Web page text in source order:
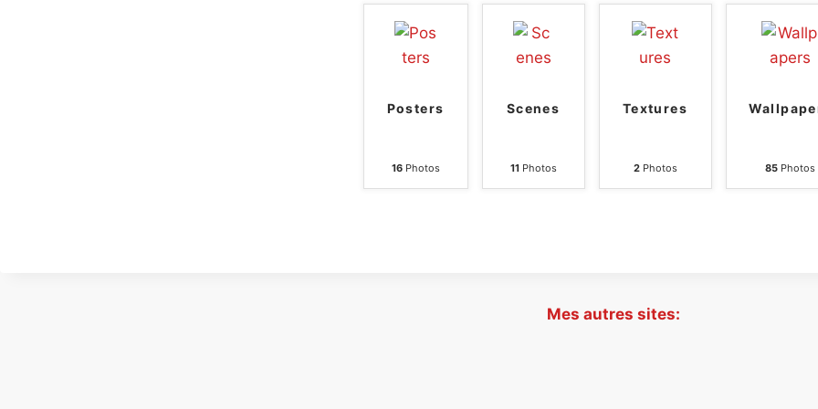
Posters
16Photos
Scenes
11Photos
Textures
2Photos 85 Photos
Mes autres sites: